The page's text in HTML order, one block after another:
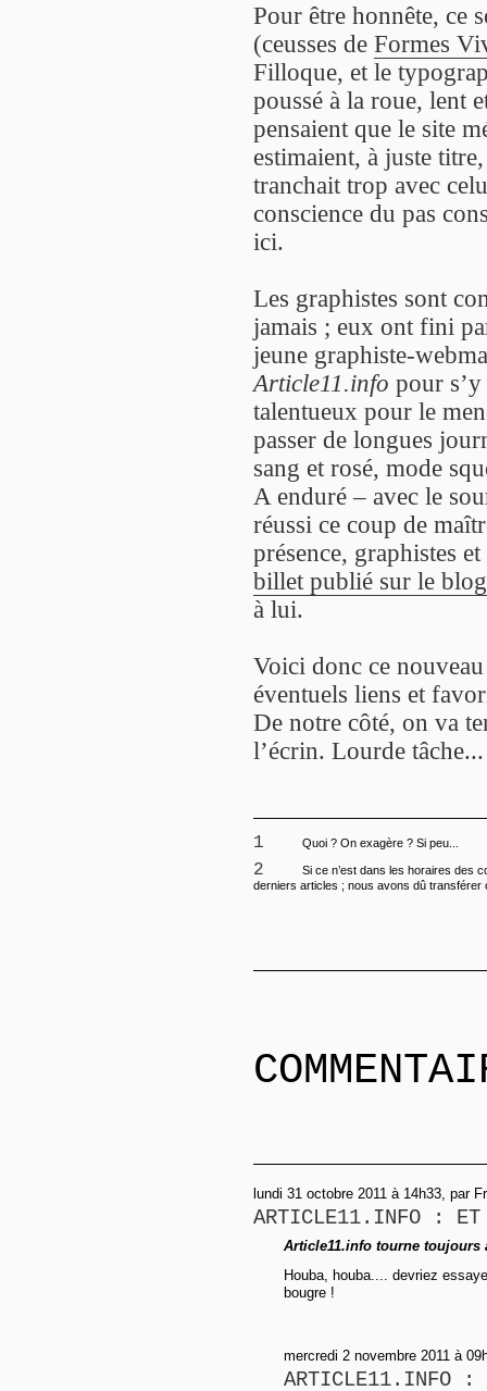
Pour être honnête, ce
(ceusses de Formes
Filloque, et le
poussé à la roue, lent
pensaient que le site
estimaient, à juste
tranchait trop avec
conscience du pas
ici.
Les graphistes sont
jamais ; eux ont fini
jeune graphiste-
Article11.info pour s’y
talentueux pour le
passer de longues
sang et rosé, mode
A enduré – avec le
réussi ce coup de
présence, graphistes
billet publié sur le
à lui.
Voici donc ce
éventuels liens et
De notre côté, on va
l’écrin. Lourde tâche...
1 Quoi ? On exagère ? Si peu...
2
Si ce n’est dans les horaires des
derniers articles ; nous avons dû transférer
lundi 31 octobre 2011 à 14h33, par
ARTICLE11.INFO : ET
Article11.info tourne toujours
Houba, houba.... devriez
bougre !
mercredi 2 novembre 2011 à
ARTICLE11.INFO :